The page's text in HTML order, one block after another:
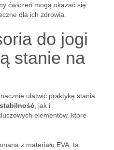
ćwiczeń mogą okazać się
dla ich zdrowia.
do jogi
stanie na
ułatwić praktykę stania
stabilność , jak i
elementów, które
z materiału EVA, ta